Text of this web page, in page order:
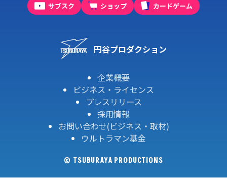
サブスク ショップ カードゲーム
円谷プロダクション
企業概要
ビジネス・ライセンス
プレスリリース
採用情報
お問い合わせ(ビジネス・取材)
ウルトラマン基金
© TSUBURAYA PRODUCTIONS